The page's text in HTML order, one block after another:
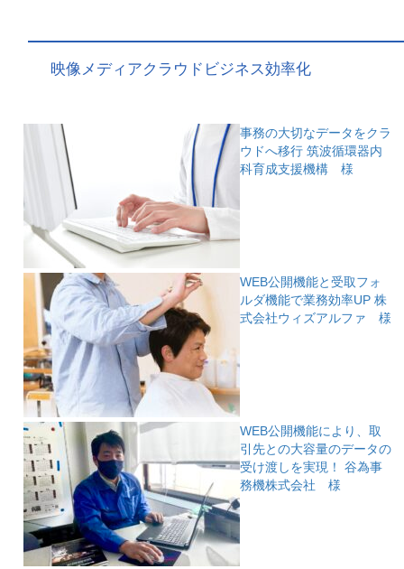
映像メディアクラウドビジネス効率化
事務の大切なデータをクラ
ウドへ移行筑波循環器内
科育成支援機構 様
WEB公開機能と受取フォ
ルダ機能で業務効率UP株
式会社ウィズアルファ 様
WEB公開機能により、取
引先との大容量のデータの
受け渡しを実現！谷為事
務機株式会社 様